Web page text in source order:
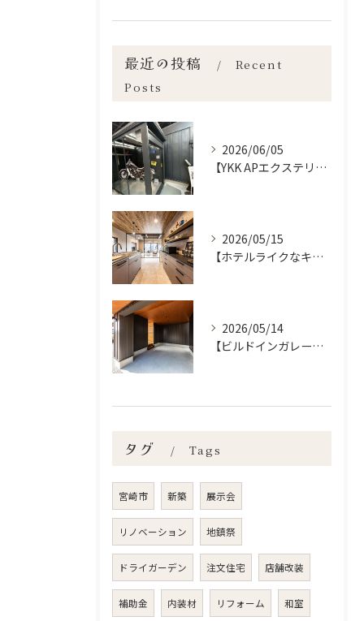
最近の投稿
Recent
Posts
2026/06/05
【YKK APエクステリアフェア2026】宮崎市で新築•リノベーション| mikiデザインハウス
2026/05/15
【ホテルライクなキッチン空間✨】宮崎市で新築•リノベーション| mikiデザインハウス
2026/05/14
【ビルドインガレージの魅力】宮崎市で新築•リノベーション| mikiデザインハウス
タグ Tags
宮崎市 新築 展示会
リノベーション 地鎮祭
ドライガーデン 注文住宅 店舗改装
補助金 内装材 リフォーム 和室